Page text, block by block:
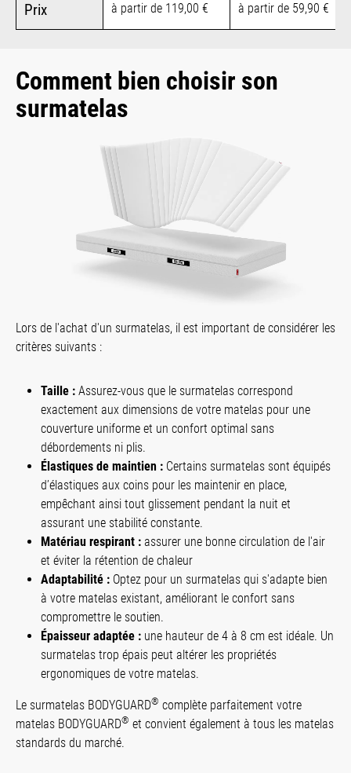
Prix à partir de 119,00 € à partir de 59,90 €
Comment bien choisir son
surmatelas
Lors de l'achat d'un surmatelas, il est important de considérer les
critères suivants :
Taille : Assurez-vous que le surmatelas correspond
exactement aux dimensions de votre matelas pour une
couverture uniforme et un confort optimal sans
débordements ni plis.
Élastiques de maintien : Certains surmatelas sont équipés
d’élastiques aux coins pour les maintenir en place,
empêchant ainsi tout glissement pendant la nuit et
assurant une stabilité constante.
Matériau respirant : assurer une bonne circulation de l'air
et éviter la rétention de chaleur
Adaptabilité : Optez pour un surmatelas qui s'adapte bien
à votre matelas existant, améliorant le confort sans
compromettre le soutien.
Épaisseur adaptée : une hauteur de 4 à 8 cm est idéale. Un
surmatelas trop épais peut altérer les propriétés
ergonomiques de votre matelas.
Le surmatelas BODYGUARD® complète parfaitement votre
matelas BODYGUARD® et convient également à tous les matelas
standards du marché.